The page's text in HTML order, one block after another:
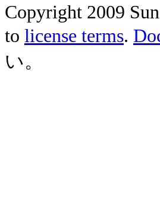
Copyright 2009
to license terms.
い。